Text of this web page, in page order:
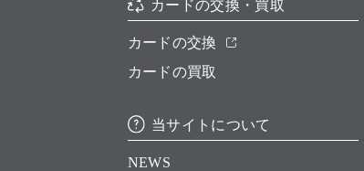
カードの交換・買取
カードの交換
カードの買取
当サイトについて
NEWS